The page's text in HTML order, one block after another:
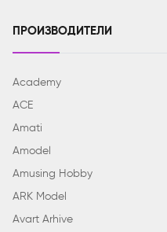
ПРОИЗВОДИТЕЛИ
Academy
ACE
Amati
Amodel
Amusing Hobby
ARK Model
Avart Arhive